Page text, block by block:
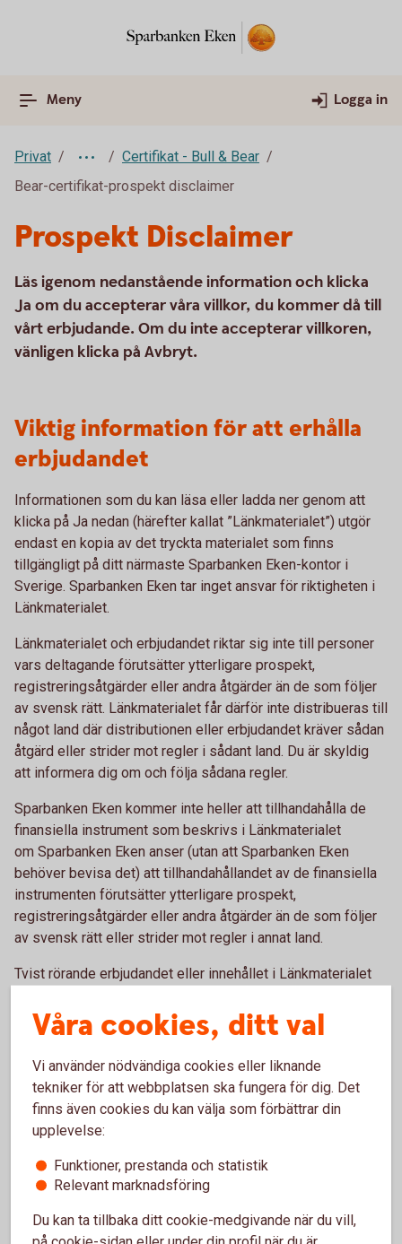
Meny Logga in
Privat
Certifikat - Bull & Bear
Bear-certifikat-prospekt disclaimer
Prospekt Disclaimer
Läs igenom nedanstående information och klicka
Ja om du accepterar våra villkor, du kommer då till
vårt erbjudande. Om du inte accepterar villkoren,
vänligen klicka på Avbryt.
Viktig information för att erhålla
erbjudandet
Informationen som du kan läsa eller ladda ner genom att
klicka på Ja nedan (härefter kallat ”Länkmaterialet”) utgör
endast en kopia av det tryckta materialet som finns
tillgängligt på ditt närmaste Sparbanken Eken-kontor i
Sverige. Sparbanken Eken tar inget ansvar för riktigheten i
Länkmaterialet.
Länkmaterialet och erbjudandet riktar sig inte till personer
vars deltagande förutsätter ytterligare prospekt,
registreringsåtgärder eller andra åtgärder än de som följer
av svensk rätt. Länkmaterialet får därför inte distribueras till
något land där distributionen eller erbjudandet kräver sådan
åtgärd eller strider mot regler i sådant land. Du är skyldig
att informera dig om och följa sådana regler.
Sparbanken Eken kommer inte heller att tillhandahålla de
finansiella instrument som beskrivs i Länkmaterialet
om Sparbanken Eken anser (utan att Sparbanken Eken
behöver bevisa det) att tillhandahållandet av de finansiella
instrumenten förutsätter ytterligare prospekt,
registreringsåtgärder eller andra åtgärder än de som följer
av svensk rätt eller strider mot regler i annat land.
Tvist rörande erbjudandet eller innehållet i Länkmaterialet
exklusivt.
erhållas av personer som har hemvist i Sverige. Om du är
bosatt i Sverige och accepterar villkoren ovan klicka på
”JA” nedan. Om du inte är bosatt i Sverige eller om du inte
accepterar villkoren klicka på ”AVBRYT” nedan.
Avbryt
Våra cookies, ditt val
Vi använder nödvändiga cookies eller liknande
tekniker för att webbplatsen ska fungera för dig. Det
finns även cookies du kan välja som förbättrar din
upplevelse:
Funktioner, prestanda och statistik
Relevant marknadsföring
Du kan ta tillbaka ditt cookie-medgivande när du vill,